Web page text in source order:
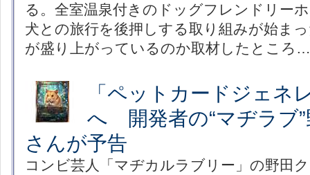
る。全室温泉付きのドッグフレンドリー
犬との旅行を後押しする取り組みが始ま
が盛り上がっているのか取材したとこ
「ペットカードジェネ
へ 開発者の“マヂラブ
さんが予告
コンビ芸人「マヂカルラブリー」の野田